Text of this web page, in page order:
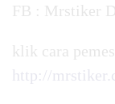
FB : Mrstiker
klik cara
http://